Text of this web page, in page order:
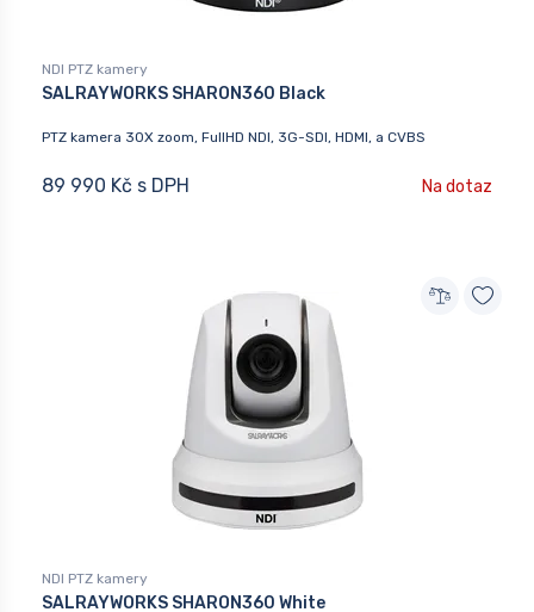
NDI PTZ kamery
SALRAYWORKS SHARON360 Black
PTZ kamera 30X zoom, FullHD NDI, 3G-SDI, HDMI, a CVBS
89 990 Kč s DPH Na dotaz
NDI PTZ kamery
SALRAYWORKS SHARON360 White